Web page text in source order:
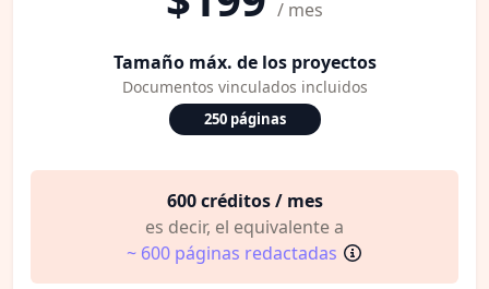
/ mes
Tamaño máx. de los proyectos
Documentos vinculados incluidos
250 páginas
600 créditos / mes
es decir, el equivalente a
~ 600 páginas redactadas